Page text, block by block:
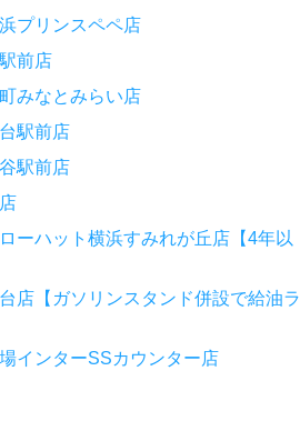
プリンスペペ店
前店
みなとみらい店
駅前店
駅前店
ーハット横浜すみれが丘店【4年以
店【ガソリンスタンド併設で給油ラ
インターSSカウンター店